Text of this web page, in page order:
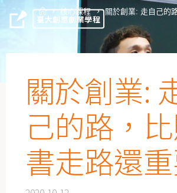
臺大創意創業學程
核心課程 關於創業: 走自己的
關於創業:
己的路，
書走路還